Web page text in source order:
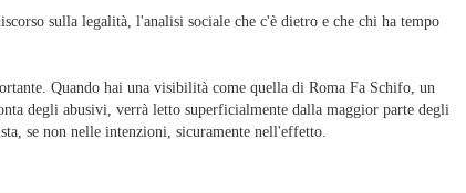
sulla legalità, l'analisi sociale che c'è dietro e che chi ha tempo
Quando hai una visibilità come quella di Roma Fa Schifo, un
degli abusivi, verrà letto superficialmente dalla maggior parte degli
se non nelle intenzioni, sicuramente nell'effetto.